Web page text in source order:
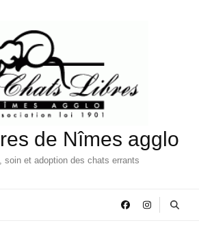
de Nîmes agglo
soin et adoption des chats errants